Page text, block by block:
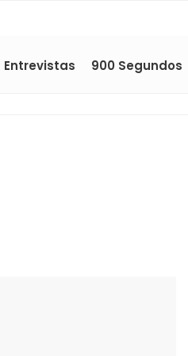
Entrevistas 900 Segundos